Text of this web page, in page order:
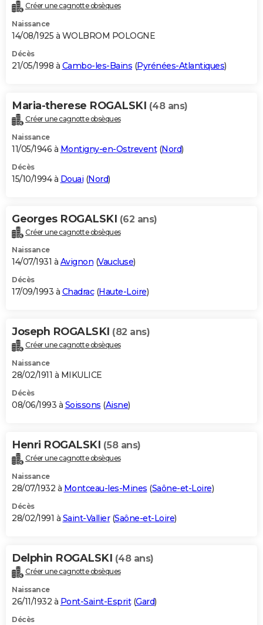
Créer une cagnotte obsèques
Naissance
14/08/1925 à WOLBROM POLOGNE
Décès
21/05/1998 à Cambo-les-Bains (Pyrénées-Atlantiques)
Maria-therese ROGALSKI (48 ans)
Créer une cagnotte obsèques
Naissance
11/05/1946 à Montigny-en-Ostrevent(Nord)
Décès
15/10/1994 à Douai (Nord)
Georges ROGALSKI (62 ans)
Créer une cagnotte obsèques
Naissance
14/07/1931 à Avignon (Vaucluse)
Décès
17/09/1993 à Chadrac(Haute-Loire)
Joseph ROGALSKI (82 ans)
Créer une cagnotte obsèques
Naissance
28/02/1911 à MIKULICE
Décès
08/06/1993 à Soissons (Aisne)
Henri ROGALSKI (58 ans)
Créer une cagnotte obsèques
Naissance
28/07/1932 à Montceau-les-Mines (Saône-et-Loire)
Décès
28/02/1991 à Saint-Vallier(Saône-et-Loire)
Delphin ROGALSKI (48 ans)
Créer une cagnotte obsèques
Naissance
26/11/1932 à Pont-Saint-Esprit(Gard)
Décès